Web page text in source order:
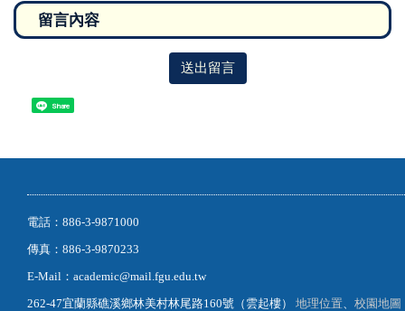
送出留言
Share
電話：886-3-9871000
傳真：886-3-9870233
E-Mail：academic@mail.fgu.edu.tw
262-47宜蘭縣礁溪鄉林美村林尾路160號（雲起樓） 地理位置
校園地圖